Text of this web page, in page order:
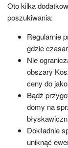
Oto kilka
poszukiwania:
Regularnie
gdzie
Nie
obszary
ceny do
Bądź
domy na
Dokładnie
uniknąć